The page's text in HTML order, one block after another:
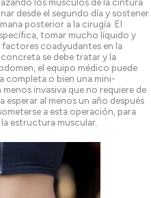
desde el segundo día y sostener
posterior a la cirugía. El
tomar mucho líquido y
coadyudantes en la
se debe tratar y la
el equipo médico puede
completa o bien una mini-
invasiva que no requiere de
al menos un año después
a esta operación, para
estructura muscular.